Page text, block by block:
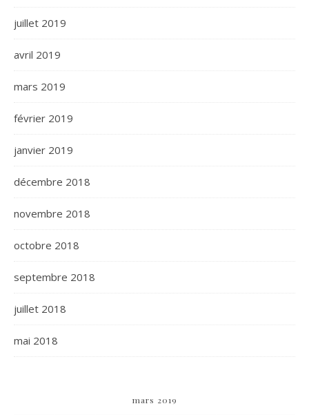
juillet 2019
avril 2019
mars 2019
février 2019
janvier 2019
décembre 2018
novembre 2018
octobre 2018
septembre 2018
juillet 2018
mai 2018
mars 2019